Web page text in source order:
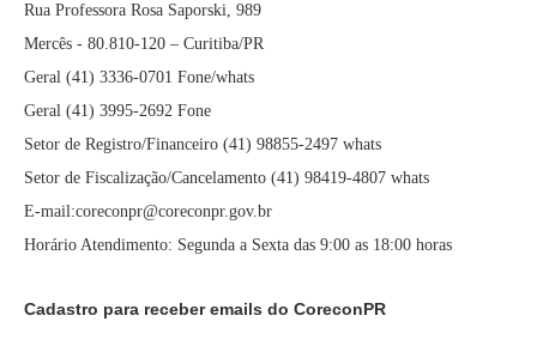
Rua Professora Rosa Saporski, 989
Mercês - 80.810-120 – Curitiba/PR
Geral (41) 3336-0701 Fone/whats
Geral (41) 3995-2692 Fone
Setor de Registro/Financeiro (41) 98855-2497 whats
Setor de Fiscalização/Cancelamento (41) 98419-4807 whats
E-mail:coreconpr@coreconpr.gov.br
Horário Atendimento: Segunda a Sexta das 9:00 as 18:00 horas
Cadastro para receber emails do CoreconPR